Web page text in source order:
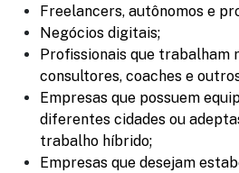
Freelancers, autônomos e
Negócios digitais;
Profissionais que trabalham
consultores, coaches e
Empresas que possuem
diferentes cidades ou
trabalho híbrido;
Empresas que desejam